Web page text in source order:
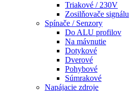
Triakové / 230V
Zosilňovače signálu
Spínače / Senzory
Do ALU profilov
Na mávnutie
Dotykové
Dverové
Pohybové
Súmrakové
Napájacie zdroje